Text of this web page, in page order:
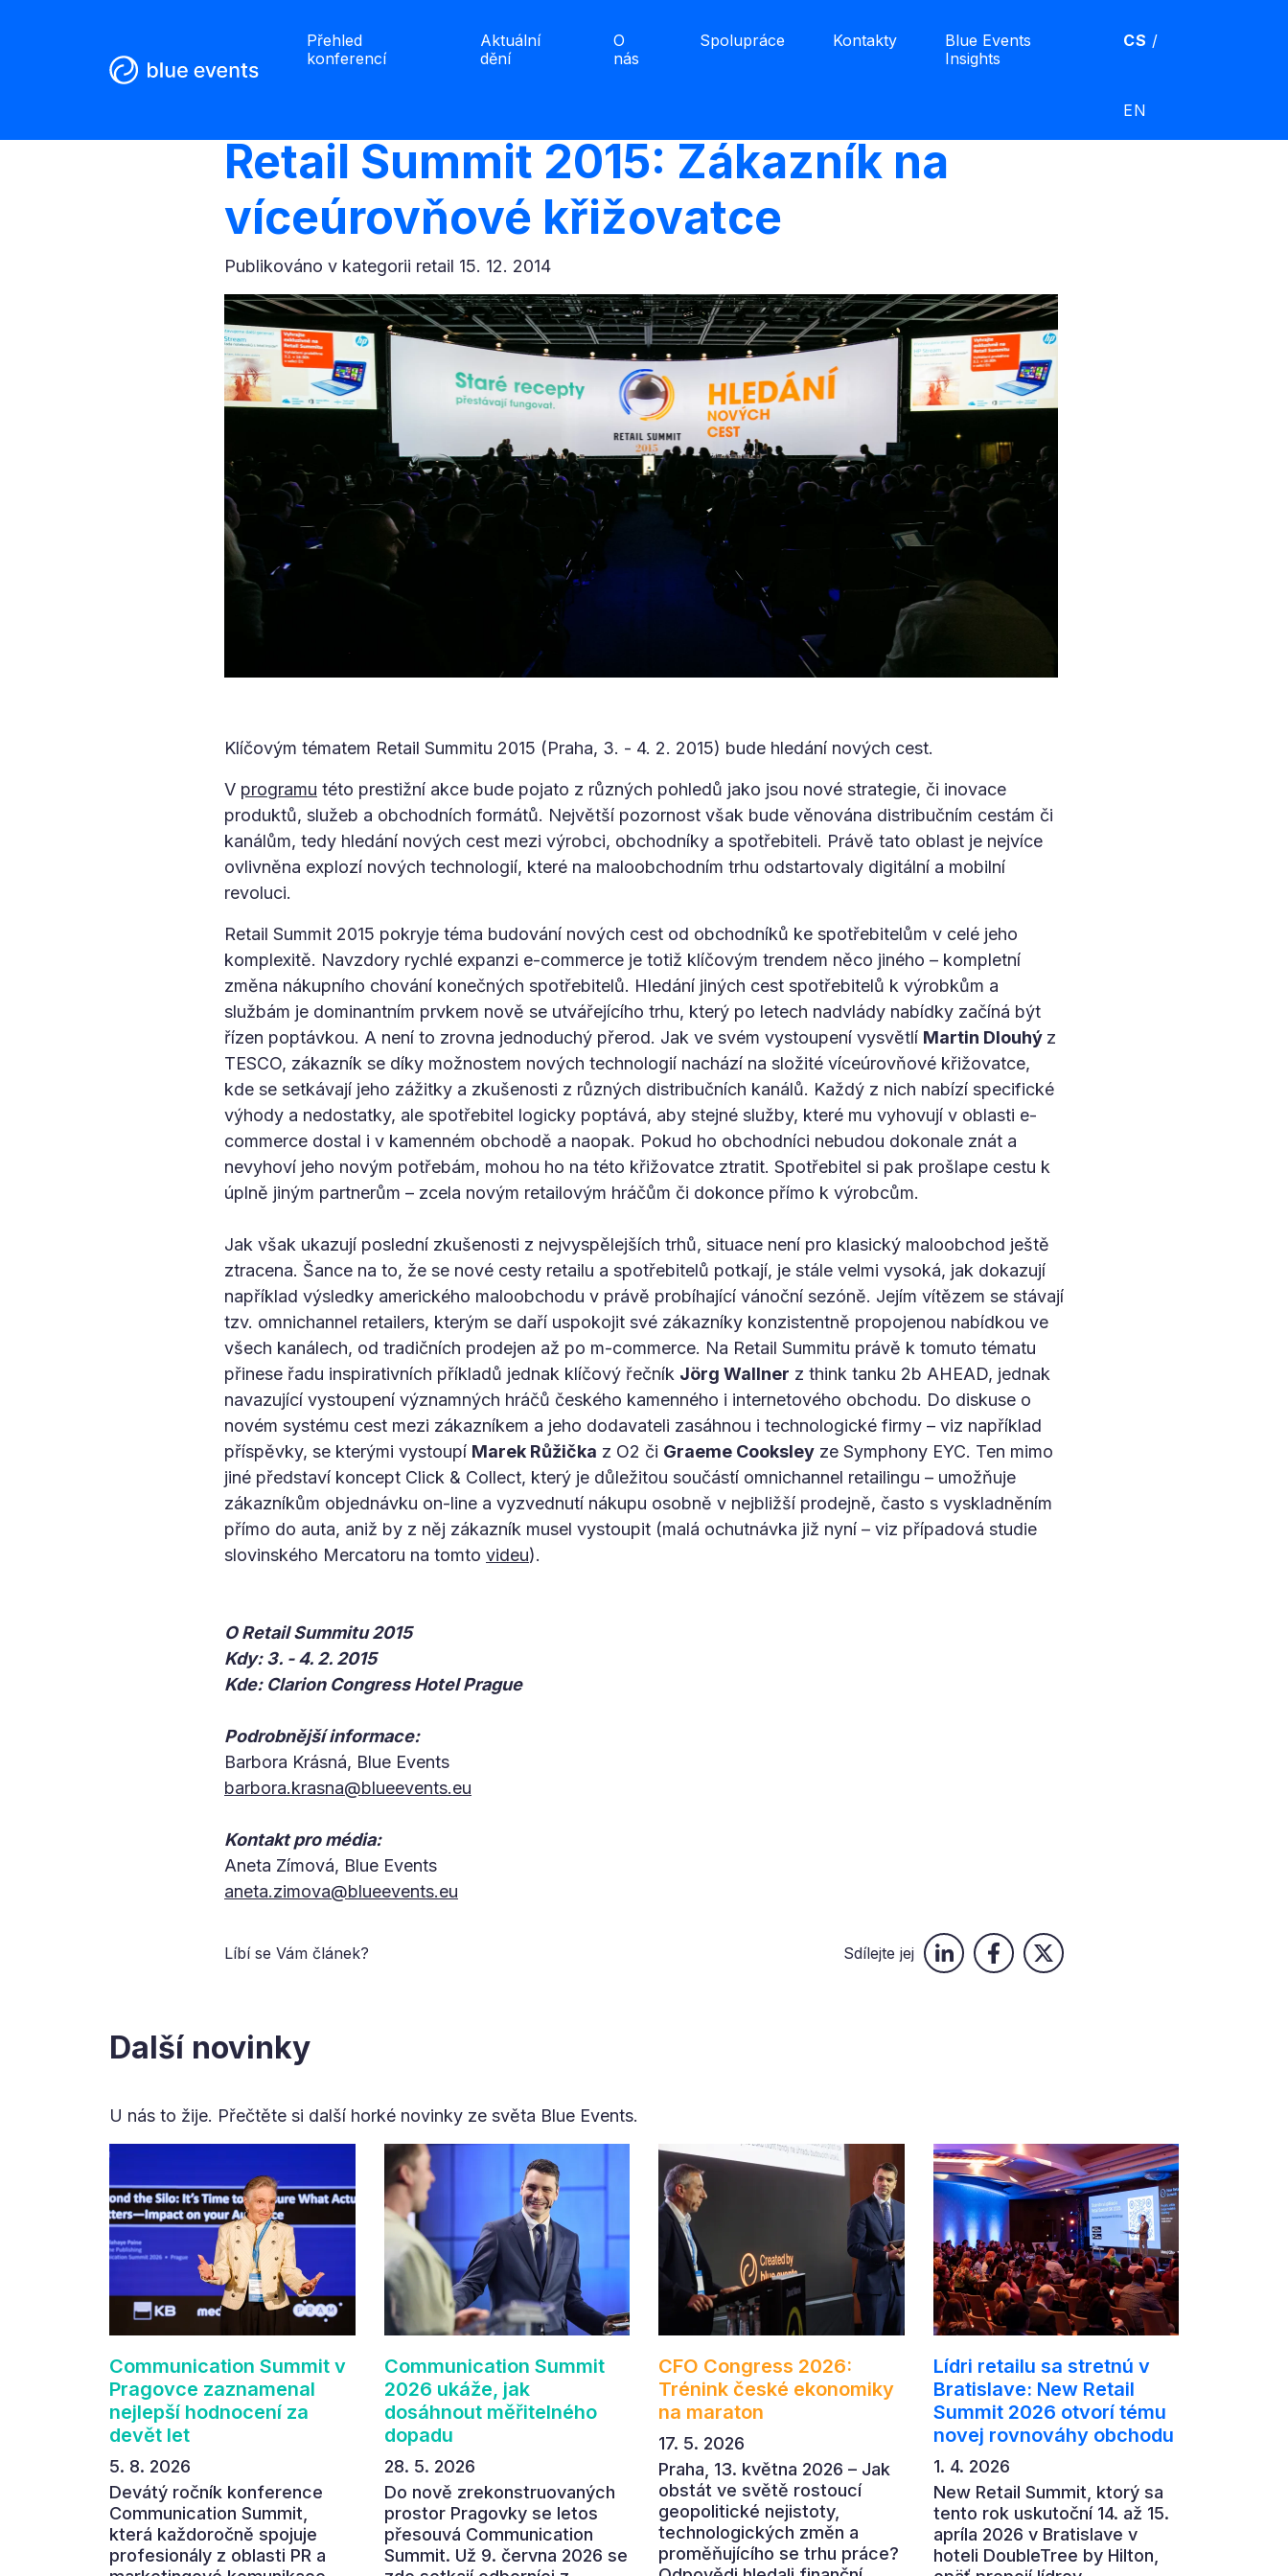
Přehled
konferencí
Aktuální
dění
O
nás
Spolupráce Kontakty
Blue Events
Insights
CS /
EN
Retail Summit 2015: Zákazník na
víceúrovňové křižovatce
Publikováno v kategorii retail 15. 12. 2014
Klíčovým tématem Retail Summitu 2015 (Praha, 3. - 4. 2. 2015) bude hledání nových cest.
V programu této prestižní akce bude pojato z různých pohledů jako jsou nové strategie, či inovace
produktů, služeb a obchodních formátů. Největší pozornost však bude věnována distribučním cestám či
kanálům, tedy hledání nových cest mezi výrobci, obchodníky a spotřebiteli. Právě tato oblast je nejvíce
ovlivněna explozí nových technologií, které na maloobchodním trhu odstartovaly digitální a mobilní
revoluci.
Retail Summit 2015 pokryje téma budování nových cest od obchodníků ke spotřebitelům v celé jeho
komplexitě. Navzdory rychlé expanzi e-commerce je totiž klíčovým trendem něco jiného – kompletní
změna nákupního chování konečných spotřebitelů. Hledání jiných cest spotřebitelů k výrobkům a
službám je dominantním prvkem nově se utvářejícího trhu, který po letech nadvlády nabídky začíná být
řízen poptávkou. A není to zrovna jednoduchý přerod. Jak ve svém vystoupení vysvětlí Martin Dlouhý z
TESCO, zákazník se díky možnostem nových technologií nachází na složité víceúrovňové křižovatce,
kde se setkávají jeho zážitky a zkušenosti z různých distribučních kanálů. Každý z nich nabízí specifické
výhody a nedostatky, ale spotřebitel logicky poptává, aby stejné služby, které mu vyhovují v oblasti e-
commerce dostal i v kamenném obchodě a naopak. Pokud ho obchodníci nebudou dokonale znát a
nevyhoví jeho novým potřebám, mohou ho na této křižovatce ztratit. Spotřebitel si pak prošlape cestu k
úplně jiným partnerům – zcela novým retailovým hráčům či dokonce přímo k výrobcům.
Jak však ukazují poslední zkušenosti z nejvyspělejších trhů, situace není pro klasický maloobchod ještě
ztracena. Šance na to, že se nové cesty retailu a spotřebitelů potkají, je stále velmi vysoká, jak dokazují
například výsledky amerického maloobchodu v právě probíhající vánoční sezóně. Jejím vítězem se stávají
tzv. omnichannel retailers, kterým se daří uspokojit své zákazníky konzistentně propojenou nabídkou ve
všech kanálech, od tradičních prodejen až po m-commerce. Na Retail Summitu právě k tomuto tématu
přinese řadu inspirativních příkladů jednak klíčový řečník Jörg Wallner z think tanku 2b AHEAD, jednak
navazující vystoupení významných hráčů českého kamenného i internetového obchodu. Do diskuse o
novém systému cest mezi zákazníkem a jeho dodavateli zasáhnou i technologické firmy – viz například
příspěvky, se kterými vystoupí Marek Růžička z O2 či Graeme Cooksley ze Symphony EYC. Ten mimo
jiné představí koncept Click & Collect, který je důležitou součástí omnichannel retailingu – umožňuje
zákazníkům objednávku on-line a vyzvednutí nákupu osobně v nejbližší prodejně, často s vyskladněním
přímo do auta, aniž by z něj zákazník musel vystoupit (malá ochutnávka již nyní – viz případová studie
slovinského Mercatoru na tomto videu).
O Retail Summitu 2015
Kdy: 3. - 4. 2. 2015
Kde: Clarion Congress Hotel Prague
Podrobnější informace:
Barbora Krásná, Blue Events
barbora.krasna@blueevents.eu
Kontakt pro média:
Aneta Zímová, Blue Events
aneta.zimova@blueevents.eu
Líbí se Vám článek? Sdílejte jej
Další novinky
U nás to žije. Přečtěte si další horké novinky ze světa Blue Events.
Communication Summit v
Pragovce zaznamenal
nejlepší hodnocení za
devět let
5. 8. 2026
Devátý ročník konference
Communication Summit,
která každoročně spojuje
profesionály z oblasti PR a
Communication Summit
2026 ukáže, jak
dosáhnout měřitelného
dopadu
28. 5. 2026
Do nově zrekonstruovaných
prostor Pragovky se letos
přesouvá Communication
Summit. Už 9. června 2026 se
CFO Congress 2026:
Trénink české ekonomiky
na maraton
17. 5. 2026
Praha, 13. května 2026 – Jak
obstát ve světě rostoucí
geopolitické nejistoty,
technologických změn a
proměňujícího se trhu práce?
Lídri retailu sa stretnú v
Bratislave: New Retail
Summit 2026 otvorí tému
novej rovnováhy obchodu
1. 4. 2026
New Retail Summit, ktorý sa
tento rok uskutoční 14. až 15.
apríla 2026 v Bratislave v
hoteli DoubleTree by Hilton,